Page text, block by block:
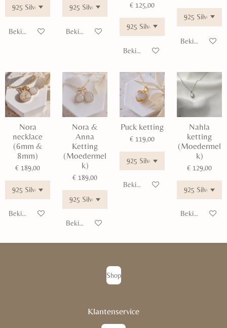
Bekijk details Bekijk details
€ 125,00
Bekijk details
Bekijk details
Nora
necklace
(6mm &
8mm)
€ 189,00
Bekijk details
Nora &
Anna
Ketting
(Moedermel
k)
€ 189,00
Bekijk details
Puck ketting
€ 119,00
Bekijk details
Nahla
ketting
(Moedermel
k)
€ 129,00
Bekijk details
Shop
Klantenservice